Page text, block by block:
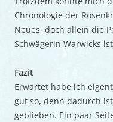
Chronologie der
Neues, doch allein die
Schwägerin Warwicks
Fazit
Erwartet habe ich
gut so, denn dadurch
geblieben. Ein paar